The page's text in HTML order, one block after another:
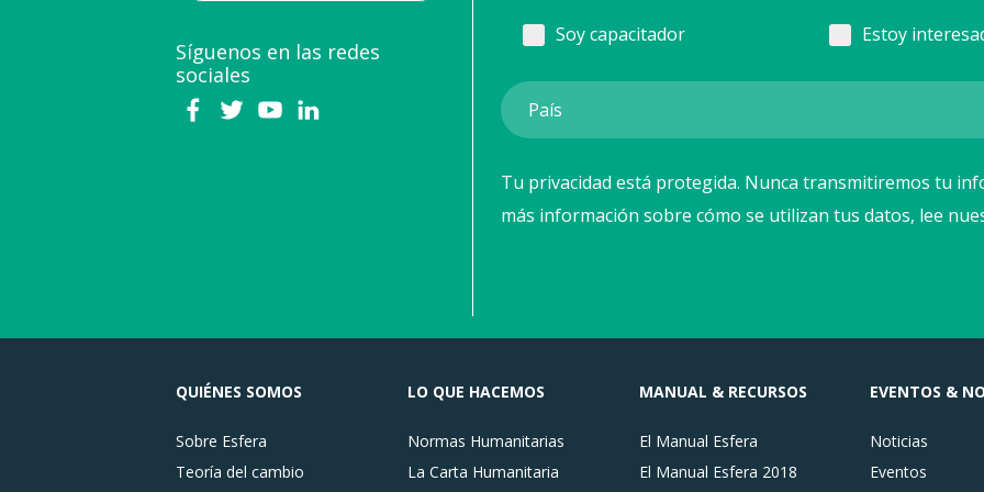
Síguenos en las redes
sociales
Soy capacitador Estoy
Tu privacidad está protegida. Nunca transmitiremos tu
más información sobre cómo se utilizan tus datos, lee
QUIÉNES SOMOS
Sobre Esfera
Teoría del cambio
LO QUE HACEMOS
Normas Humanitarias
La Carta Humanitaria
MANUAL & RECURSOS
El Manual Esfera
El Manual Esfera 2018
EVENTOS &
Noticias
Eventos